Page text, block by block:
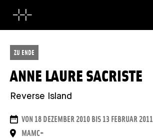
ZU ENDE
ANNE LAURE SACRISTE
Reverse Island
DAUER
VON 18 DEZEMBER 2010 BIS 13 FEBRUAR 2011
ORT
MAMC+